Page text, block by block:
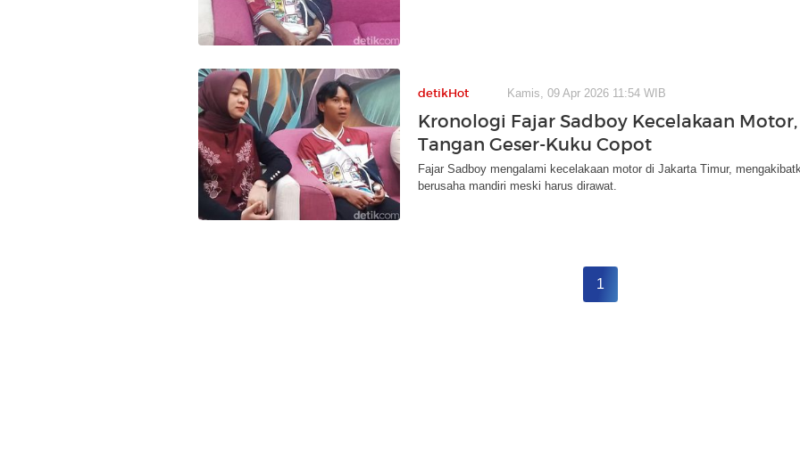
detikHot Kamis, 09 Apr 2026 11:54 WIB
Kronologi Fajar Sadboy Kecelakaan
Tangan Geser-Kuku Copot
Fajar Sadboy mengalami kecelakaan motor di Jakarta Timur,
berusaha mandiri meski harus dirawat.
1